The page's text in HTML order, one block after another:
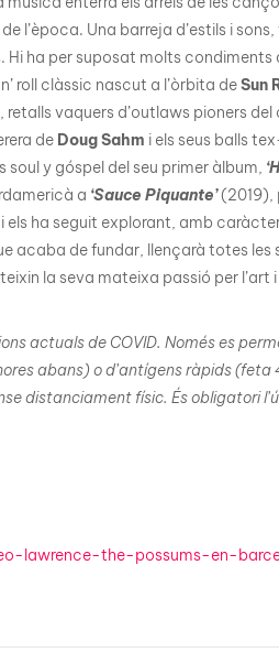
de l’època. Una barreja d’estils i
ha per suposat molts condiments
roll clàssic nascut a l’òrbita deSun
retalls vaquers d’outlaws pioners
de Doug Sahm i els seus balls
soul y góspel del seu primer àlbum,
a ‘Sauce Piquante’(2019),
i els ha seguit explorant, amb
acaba de fundar, llençarà totes
la seva mateixa passió per
actuals de COVID. Només es
abans) o d’antígens ràpids
distanciament físic. És obligatori
lawrence-the-possums-en-